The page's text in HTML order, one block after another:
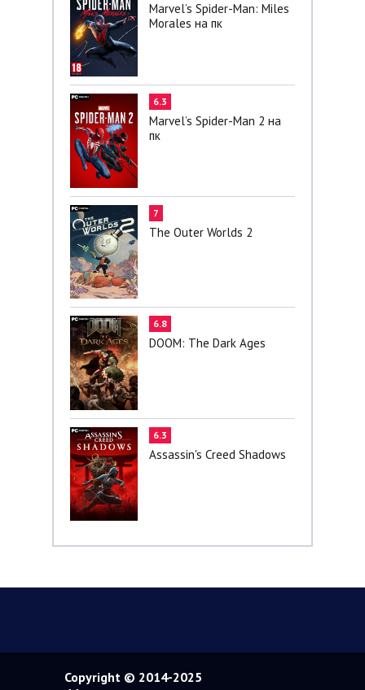
Marvel’s Spider-Man: Miles
Morales на пк
6.3
Marvel’s Spider-Man 2 на
пк
7
The Outer Worlds 2
6.8
DOOM: The Dark Ages
6.3
Assassin's Creed Shadows
Copyright © 2014-2025